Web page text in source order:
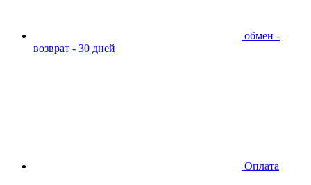
обмен -
возврат - 30 дней
Оплата